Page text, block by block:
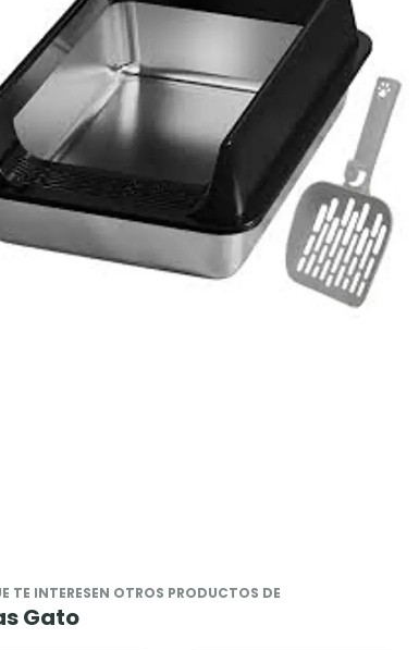
TE INTERESEN OTROS PRODUCTOS DE
Gato